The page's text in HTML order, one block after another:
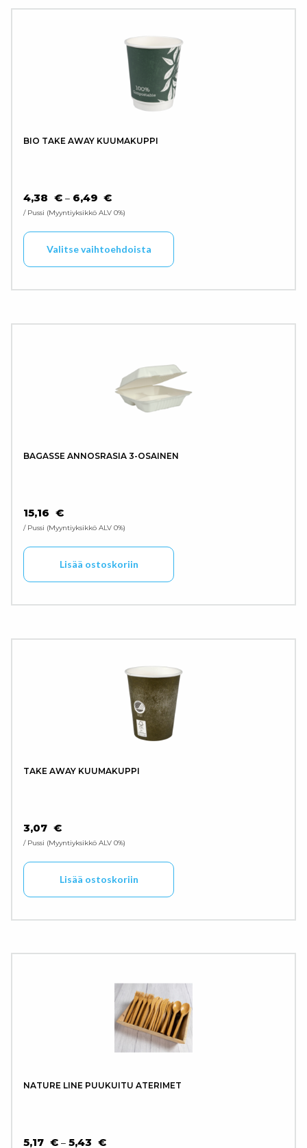
BIO TAKE AWAY KUUMAKUPPI
4,38 € – 6,49 €HINTALUOKKA: 4,38 € - 6,49 €
/ Pussi Myyntiyksikkö ALV 0%
Valitse vaihtoehdoista
BAGASSE ANNOSRASIA 3-OSAINEN
15,16 €
/ Pussi Myyntiyksikkö ALV 0%
Lisää ostoskoriin
TAKE AWAY KUUMAKUPPI
3,07 €
/ Pussi Myyntiyksikkö ALV 0%
Lisää ostoskoriin
NATURE LINE PUUKUITU ATERIMET
5,17 € – 5,43 €HINTALUOKKA: 5,17 € - 5,43 €